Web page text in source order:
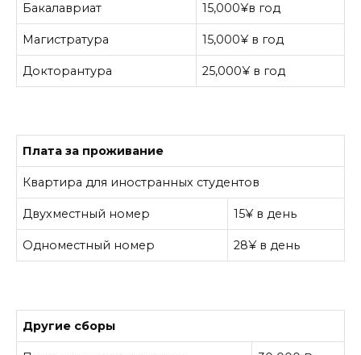
Бакалавриат 15,000¥в год
Магистратура 15,000¥ в год
Докторантура 25,000¥ в год
Плата за проживание
Квартира для иностранных студентов
Двухместный номер 15¥ в день
Одноместный номер 28¥ в день
Другие сборы